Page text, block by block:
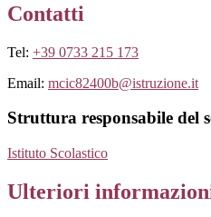
Contatti
Tel: +39 0733 215 173
Email: mcic82400b@istruzione.it
Struttura responsabile del
Istituto Scolastico
Ulteriori